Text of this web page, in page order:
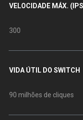
VELOCIDADE MÁX.
300
VIDA ÚTIL DO SWITCH
90 milhões de cliques